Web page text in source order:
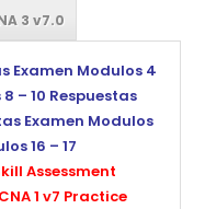
3 v7.0
Examen Modulos 4
– 10 Respuestas
Examen Modulos
16 – 17
Assessment
1 v7 Practice